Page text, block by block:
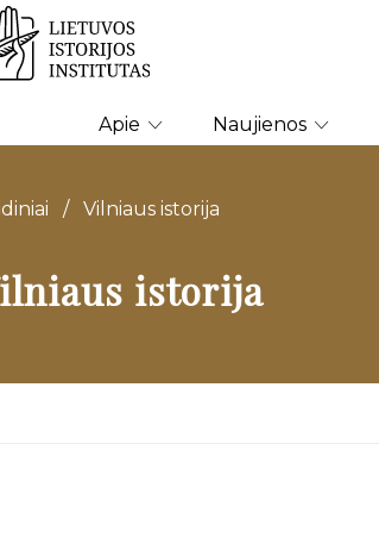
Apie Naujienos
/ Vilniaus istorija
istorija